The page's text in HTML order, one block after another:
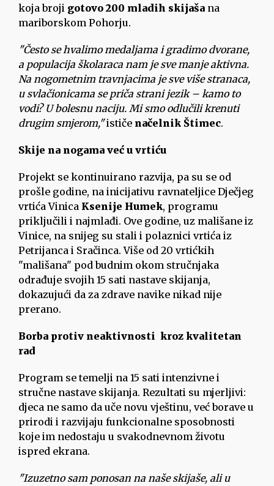
koja broji gotovo 200 mladih skijaša na
mariborskom Pohorju.
"Često se hvalimo medaljama i gradimo dvorane,
a populacija školaraca nam je sve manje aktivna.
Na nogometnim travnjacima je sve više stranaca,
u svlačionicama se priča strani jezik – kamo to
vodi? U bolesnu naciju. Mi smo odlučili krenuti
drugim smjerom,"ističe načelnik Štimec.
Skije na nogama već u vrtiću
Projekt se kontinuirano razvija, pa su se od
prošle godine, na inicijativu ravnateljice Dječjeg
vrtića Vinica Ksenije Humek, programu
priključili i najmlađi. Ove godine, uz mališane iz
Vinice, na snijeg su stali i polaznici vrtića iz
Petrijanca i Sračinca. Više od 20 vrtićkih
"mališana" pod budnim okom stručnjaka
odrađuje svojih 15 sati nastave skijanja,
dokazujući da za zdrave navike nikad nije
prerano.
Borba protiv neaktivnosti kroz kvalitetan
rad
Program se temelji na 15 sati intenzivne i
stručne nastave skijanja. Rezultati su mjerljivi:
djeca ne samo da uče novu vještinu, već borave u
prirodi i razvijaju funkcionalne sposobnosti
koje im nedostaju u svakodnevnom životu
ispred ekrana.
"Izuzetno sam ponosan na naše skijaše, ali u